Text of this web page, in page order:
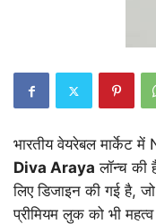
भारतीय वेयरेबल मार्केट
Diva Araya लॉन्च की
लिए डिजाइन की गई है,
प्रीमियम लुक को भी